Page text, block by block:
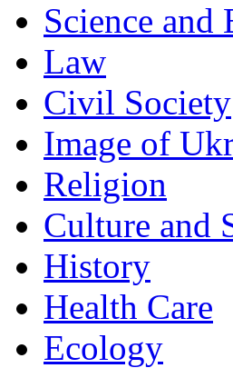
Science and
Law
Civil Society
Image of
Religion
Culture and
History
Health Care
Ecology